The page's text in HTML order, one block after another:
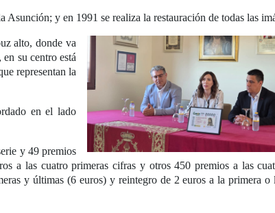
y en 1991 se realiza la restauración de todas las
alto, donde va
su centro está
representan la
en el lado
y 49 premios
a las cuatro primeras cifras y otros 450 premios a las
y últimas (6 euros) y reintegro de 2 euros a la primera